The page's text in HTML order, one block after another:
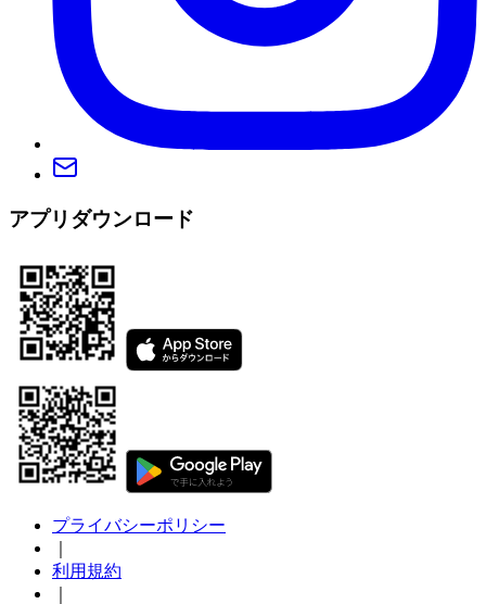
アプリダウンロード
プライバシーポリシー
利用規約